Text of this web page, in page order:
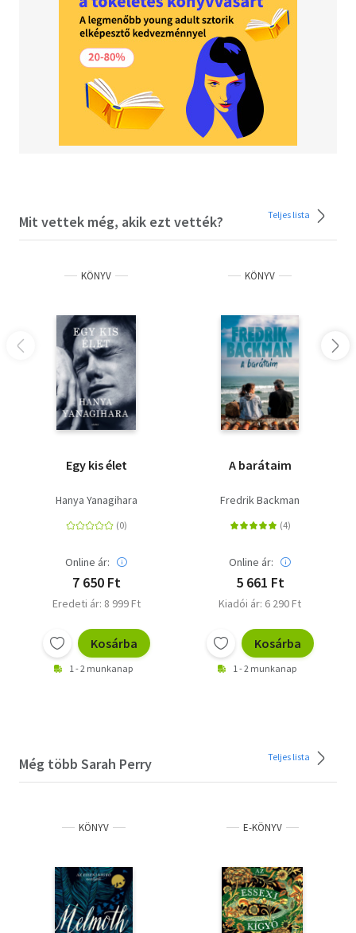
Mit vettek még, akik ezt vették? Teljes lista
KÖNYV
Egy kis élet
Hanya Yanagihara
Online ár:
7 650 Ft
Eredeti ár: 8 999 Ft
Kosárba
1 - 2 munkanap
KÖNYV
A barátaim
Fredrik Backman
Online ár:
5 661 Ft
Kiadói ár: 6 290 Ft
Kosárba
1 - 2 munkanap
Még több Sarah Perry Teljes lista
KÖNYV E-KÖNYV